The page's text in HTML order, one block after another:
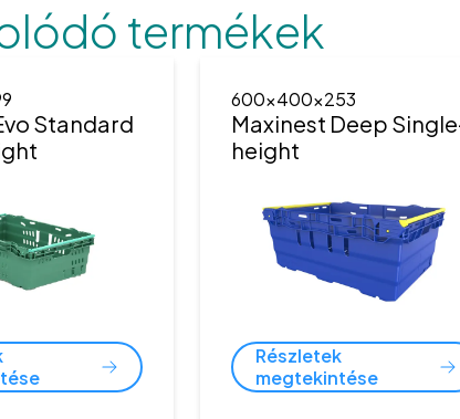
termékek
Standard
600x400x253
Maxinest Deep
height
Részletek
megtekintése